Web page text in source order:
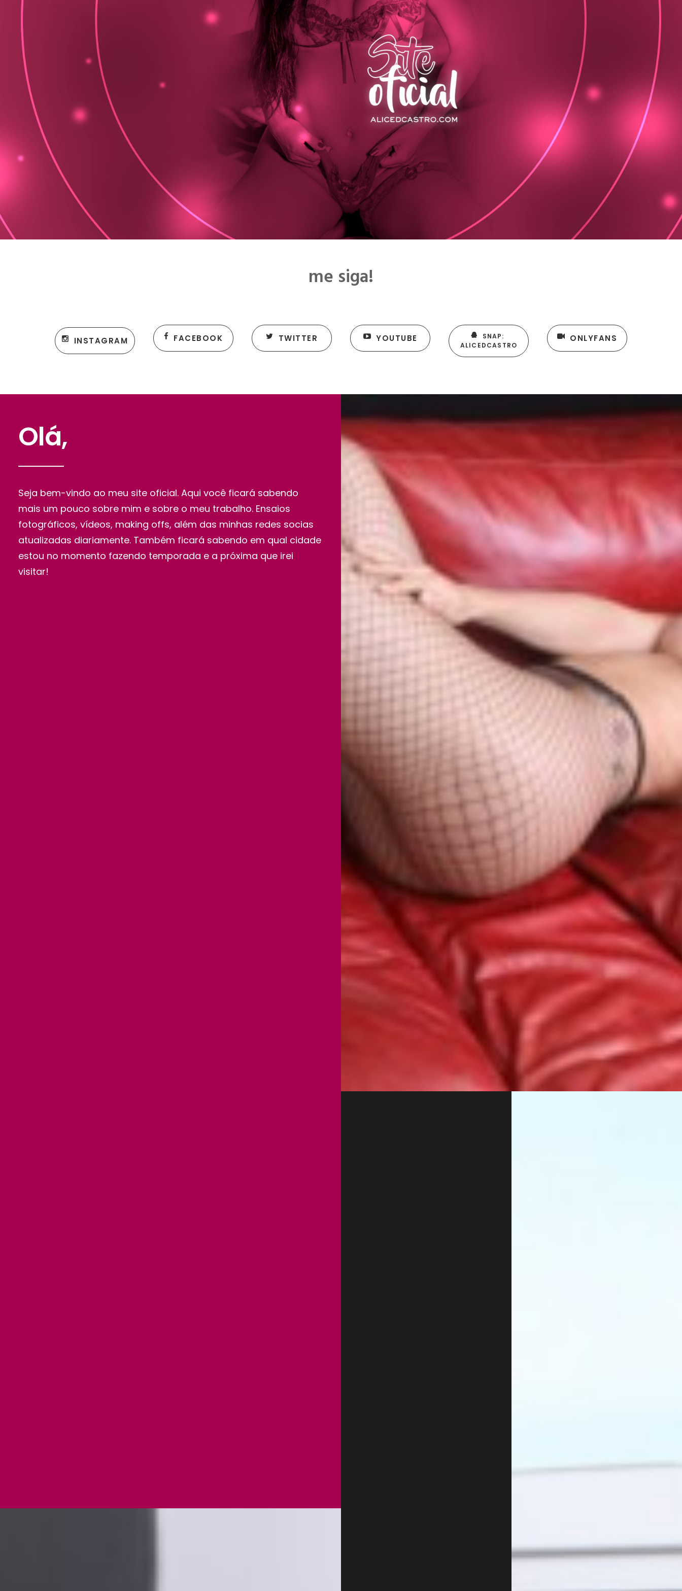
me siga!
INSTAGRAM FACEBOOK TWITTER YOUTUBE
SNAP:
ALICEDCASTRO
ONLYFANS
Olá,
Seja bem-vindo ao meu site oficial. Aqui você ficará sabendo
mais um pouco sobre mim e sobre o meu trabalho. Ensaios
fotográficos, vídeos, making offs, além das minhas redes socias
atualizadas diariamente. Também ficará sabendo em qual cidade
estou no momento fazendo temporada e a próxima que irei
visitar!